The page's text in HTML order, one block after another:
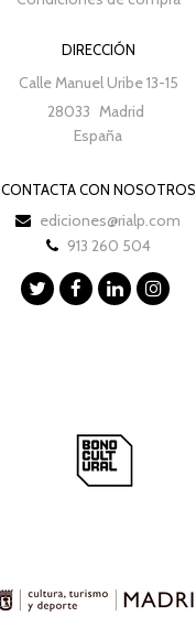
DIRECCIÓN
Calle Manuel Uribe 13-15
28033 Madrid
España
CONTACTA CON NOSOTROS
ediciones@rialp.com
913 260 504